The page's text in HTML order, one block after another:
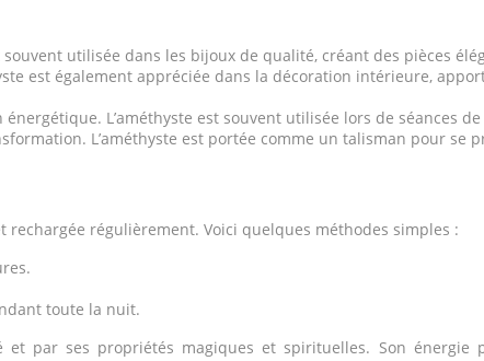
souvent utilisée dans les bijoux de qualité, créant des pièces
est également appréciée dans la décoration intérieure,
L’améthyste est souvent utilisée lors de séances
L’améthyste est portée comme un talisman pour se
régulièrement. Voici quelques méthodes simples :
toute la nuit.
par ses propriétés magiques et spirituelles. Son énergie